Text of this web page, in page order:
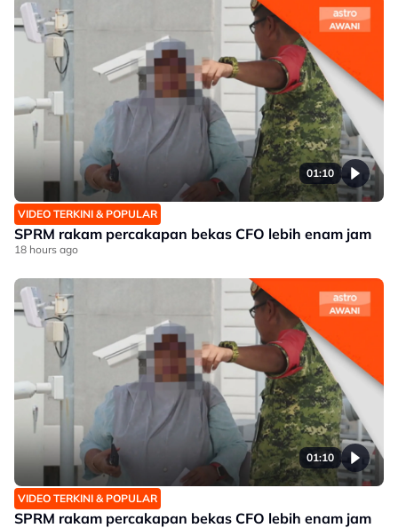
01:10
VIDEO TERKINI & POPULAR
SPRM rakam percakapan bekas CFO lebih enam jam
18 hours ago
01:10
VIDEO TERKINI & POPULAR
SPRM rakam percakapan bekas CFO lebih enam jam